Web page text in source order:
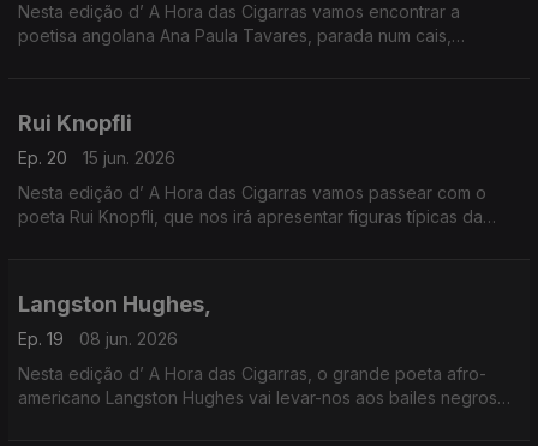
Nesta edição d’ A Hora das Cigarras vamos encontrar a
poetisa angolana Ana Paula Tavares, parada num cais,
Rui Knopfli
Ep. 20
15 jun. 2026
Nesta edição d’ A Hora das Cigarras vamos passear com o
poeta Rui Knopfli, que nos irá apresentar figuras típicas da
Langston Hughes,
Ep. 19
08 jun. 2026
Nesta edição d’ A Hora das Cigarras, o grande poeta afro-
americano Langston Hughes vai levar-nos aos bailes negros